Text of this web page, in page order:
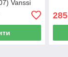
Vanssi
285